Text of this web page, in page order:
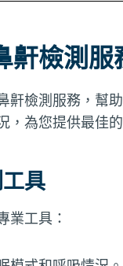
鼾檢測服
鼾檢測服務，幫
，為您提供最佳
具
業工具：